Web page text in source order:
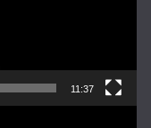
11:37